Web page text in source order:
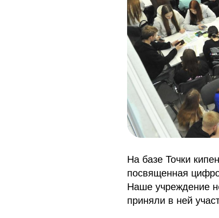
На базе Точки
посвященная
Наше учреждение
приняли в ней